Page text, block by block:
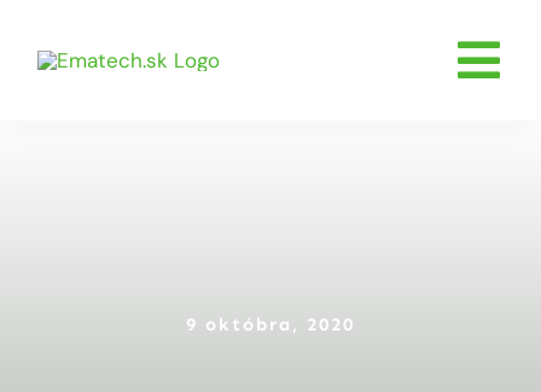
9 októbra, 2020